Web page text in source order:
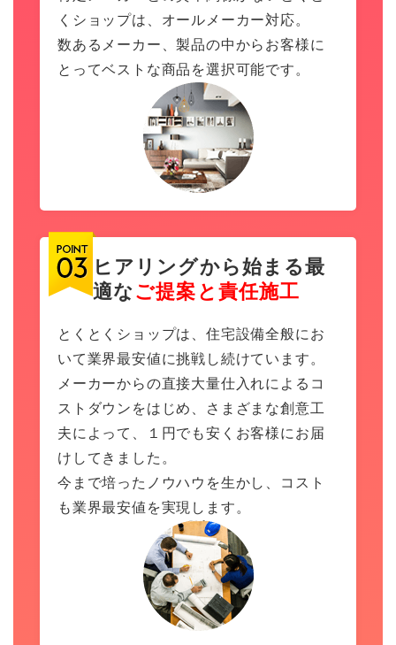
くショップは、オールメーカー対応。
数あるメーカー、製品の中からお客様に
とってベストな商品を選択可能です。
ヒアリングから始まる最
適なご提案と責任施工
とくとくショップは、住宅設備全般にお
いて業界最安値に挑戦し続けています。
メーカーからの直接大量仕入れによるコ
ストダウンをはじめ、さまざまな創意工
夫によって、１円でも安くお客様にお届
けしてきました。
今まで培ったノウハウを生かし、コスト
も業界最安値を実現します。